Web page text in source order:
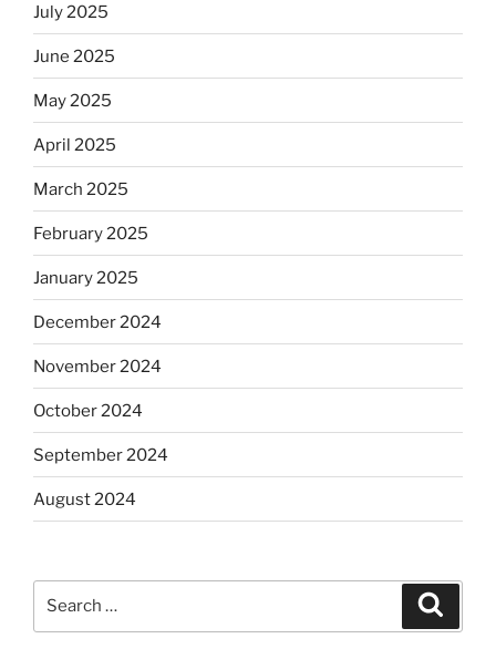
July 2025
June 2025
May 2025
April 2025
March 2025
February 2025
January 2025
December 2024
November 2024
October 2024
September 2024
August 2024